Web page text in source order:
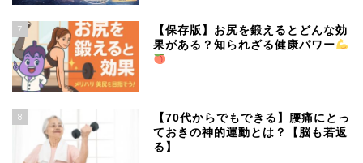
7
【保存版】お尻を鍛えるとどんな効
果がある？知られざる健康パワー
8
【70代からでもできる】腰痛にとっ
ておきの神的運動とは？【脳も若返
る】